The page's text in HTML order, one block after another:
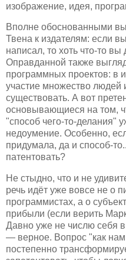
изображение, идея,
Вполне обоснованными
Твена к издателям: если
написал, то хоть что-то
Оправданной также
программных проектов: в
участие множество людей
существовать. А вот
основывающиеся на том,
"способ чего-то-делания"
недоумение. Особенно,
придумала, да и способ-
патентовать?
Не стыдно, что и не
речь идёт уже вовсе не о
программистах, а о
прибыли (если верить
Давно уже не числю себя
— верное. Вопрос "как
постепенно